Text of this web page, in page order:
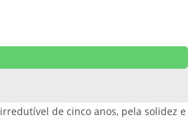
de cinco anos, pela solidez e